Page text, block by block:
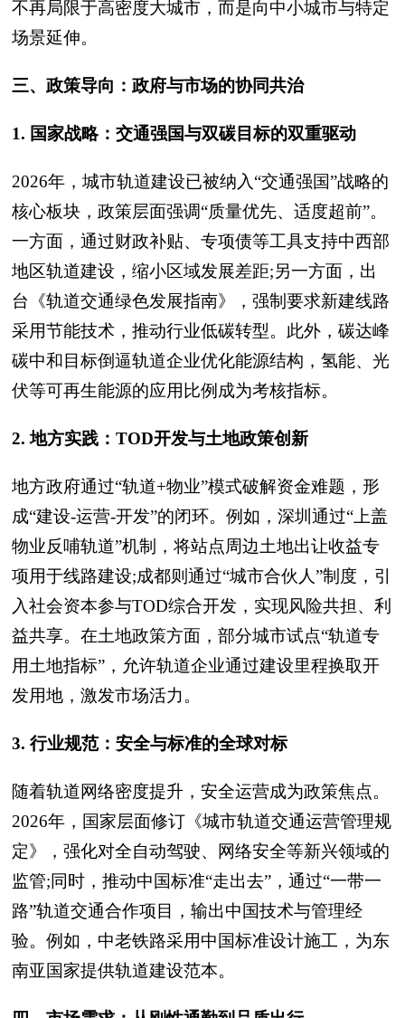
不再局限于高密度大城市，而是向中小城市与特定
场景延伸。
三、政策导向：政府与市场的协同共治
1. 国家战略：交通强国与双碳目标的双重驱动
2026年，城市轨道建设已被纳入“交通强国”战略的
核心板块，政策层面强调“质量优先、适度超前”。
一方面，通过财政补贴、专项债等工具支持中西部
地区轨道建设，缩小区域发展差距;另一方面，出
台《轨道交通绿色发展指南》，强制要求新建线路
采用节能技术，推动行业低碳转型。此外，碳达峰
碳中和目标倒逼轨道企业优化能源结构，氢能、光
伏等可再生能源的应用比例成为考核指标。
2. 地方实践：TOD开发与土地政策创新
地方政府通过“轨道+物业”模式破解资金难题，形
成“建设-运营-开发”的闭环。例如，深圳通过“上盖
物业反哺轨道”机制，将站点周边土地出让收益专
项用于线路建设;成都则通过“城市合伙人”制度，引
入社会资本参与TOD综合开发，实现风险共担、利
益共享。在土地政策方面，部分城市试点“轨道专
用土地指标”，允许轨道企业通过建设里程换取开
发用地，激发市场活力。
3. 行业规范：安全与标准的全球对标
随着轨道网络密度提升，安全运营成为政策焦点。
2026年，国家层面修订《城市轨道交通运营管理规
定》，强化对全自动驾驶、网络安全等新兴领域的
监管;同时，推动中国标准“走出去”，通过“一带一
路”轨道交通合作项目，输出中国技术与管理经
验。例如，中老铁路采用中国标准设计施工，为东
南亚国家提供轨道建设范本。